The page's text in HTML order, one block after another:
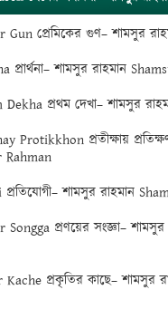
Gun প্রেমিকের গুণ– শামসুর
প্রার্থনা– শামসুর রাহমান
প্রথম দেখা– শামসুর
Protikkhon প্রতীক্ষায়
Rahman
শামসুর রাহমান
প্রণয়ের সংজ্ঞা–
প্রকৃতির কাছে– শামসুর